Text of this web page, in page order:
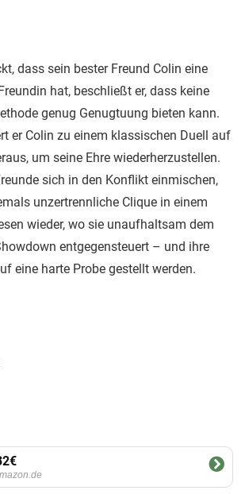
dass sein bester Freund Colin eine
hat, beschließt er, dass keine
genug Genugtuung bieten kann.
er Colin zu einem klassischen Duell auf
um seine Ehre wiederherzustellen.
sich in den Konflikt einmischen,
unzertrennliche Clique in einem
wieder, wo sie unaufhaltsam dem
entgegensteuert – und ihre
eine harte Probe gestellt werden.